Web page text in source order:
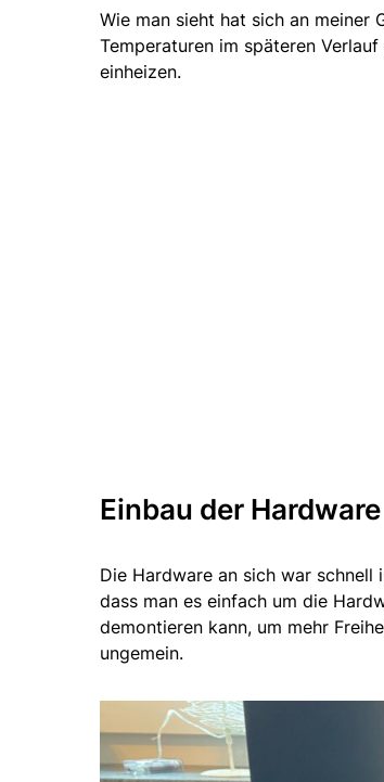
Wie man sieht hat sich an meiner
Temperaturen im späteren
einheizen.
Einbau der Hardware
Die Hardware an sich war schnell
dass man es einfach um die
demontieren kann, um mehr
ungemein.